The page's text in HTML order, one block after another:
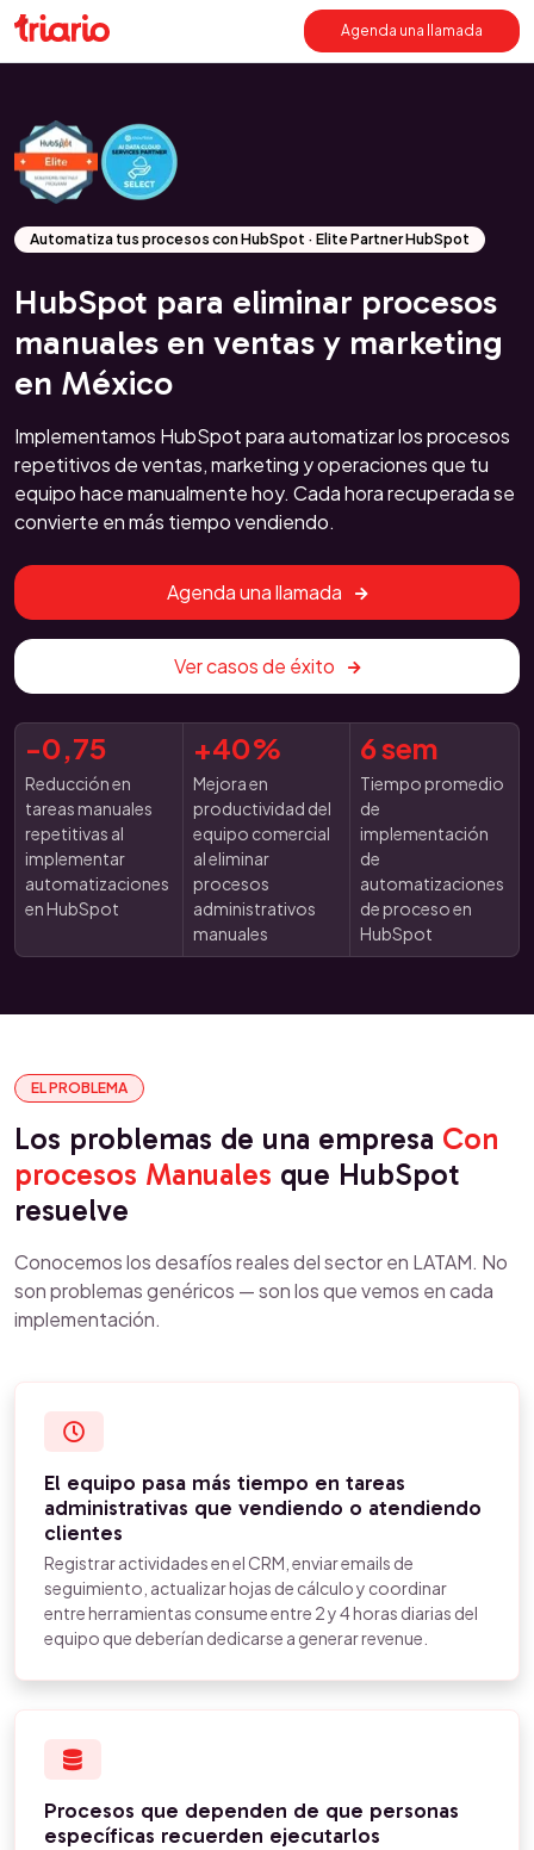
Agenda una llamada
Automatiza tus procesos con HubSpot · Elite Partner HubSpot
HubSpot para eliminar procesos
manuales en ventas y marketing
en México
Implementamos HubSpot para automatizar los procesos
repetitivos de ventas, marketing y operaciones que tu
equipo hace manualmente hoy. Cada hora recuperada se
convierte en más tiempo vendiendo.
Agenda una llamada
Ver casos de éxito
-0,75
Reducción en
tareas manuales
repetitivas al
implementar
automatizaciones
en HubSpot
+40%
Mejora en
productividad del
equipo comercial
al eliminar
procesos
administrativos
manuales
6 sem
Tiempo promedio
de
implementación
de
automatizaciones
de proceso en
HubSpot
EL PROBLEMA
Los problemas de una empresa Con
procesos Manuales que HubSpot
resuelve
Conocemos los desafíos reales del sector en LATAM. No
son problemas genéricos — son los que vemos en cada
implementación.
El equipo pasa más tiempo en tareas
administrativas que vendiendo o atendiendo
clientes
Registrar actividades en el CRM, enviar emails de
seguimiento, actualizar hojas de cálculo y coordinar
entre herramientas consume entre 2 y 4 horas diarias del
equipo que deberían dedicarse a generar revenue.
Procesos que dependen de que personas
específicas recuerden ejecutarlos